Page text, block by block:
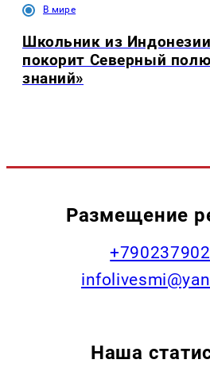
В мире
Школьник из
покорит Северный
знаний»
Размещение
Наша